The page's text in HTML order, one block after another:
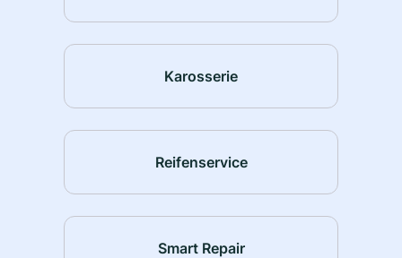
Karosserie
Reifenservice
Smart Repair